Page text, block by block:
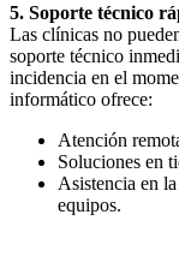
5. Soporte técnico
Las clínicas no
soporte técnico
incidencia en el
informático ofrece:
Atención
Soluciones en
Asistencia en
equipos.